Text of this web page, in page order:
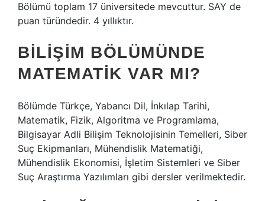
Bölümü toplam 17 üniversitede mevcuttur. SAY de
puan türündedir. 4 yıllıktır.
BILIŞIM BÖLÜMÜNDE
MATEMATIK VAR MI?
Bölümde Türkçe, Yabancı Dil, İnkılap Tarihi,
Matematik, Fizik, Algoritma ve Programlama,
Bilgisayar Adli Bilişim Teknolojisinin Temelleri, Siber
Suç Ekipmanları, Mühendislik Matematiği,
Mühendislik Ekonomisi, İşletim Sistemleri ve Siber
Suç Araştırma Yazılımları gibi dersler verilmektedir.